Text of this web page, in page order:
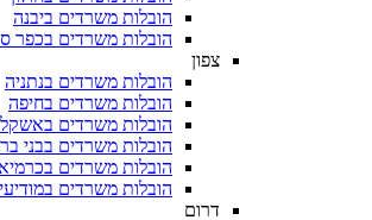
הובלות משרדים ביבנה
הובלות משרדים בכפר סבא
הובלות משרדים בנתניה
הובלות משרדים בחיפה
הובלות משרדים באשקלון
הובלות משרדים בבני ברק
הובלות משרדים בכרמיאל
הובלות משרדים במודיעין